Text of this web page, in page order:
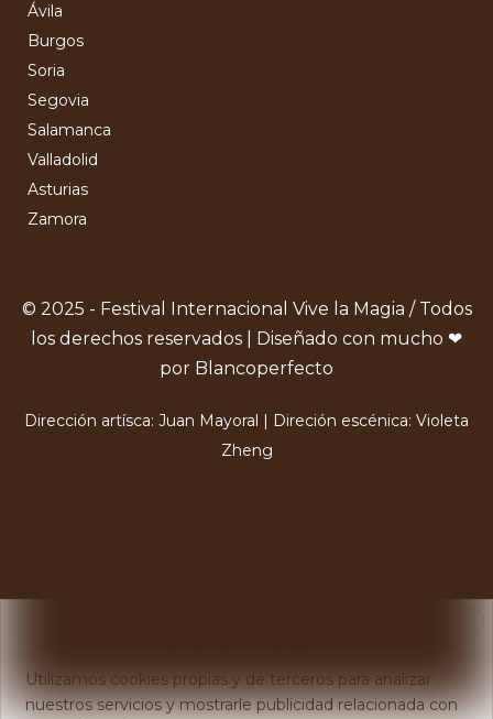
Ávila
Burgos
Soria
Segovia
Salamanca
Valladolid
Asturias
Zamora
© 2025 - Festival Internacional Vive la Magia / Todos
los derechos reservados | Diseñado con mucho ❤
por Blancoperfecto
Dirección artísca: Juan Mayoral | Direción escénica: Violeta
Zheng
Utilizamos cookies propias y de terceros para analizar
nuestros servicios y mostrarle publicidad relacionada con